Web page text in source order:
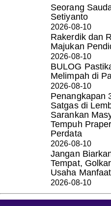
Seorang
Setiyanto
2026-08-10
Rakerdik dan
Majukan
2026-08-10
BULOG
Melimpah di
2026-08-10
Penangkapan
Satgas di
Sarankan
Tempuh
Perdata
2026-08-10
Jangan
Tempat,
Usaha
2026-08-10